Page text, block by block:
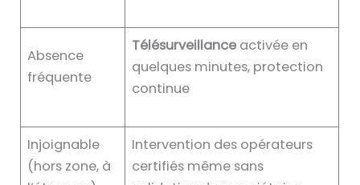
Absence
fréquente
Télésurveillance activée en
quelques minutes, protection
continue
Injoignable
(hors zone, à
Intervention des opérateurs
certifiés même sans